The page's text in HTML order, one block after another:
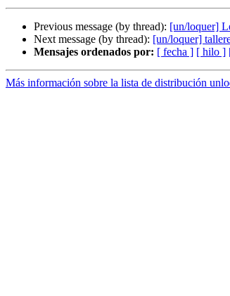
Previous message (by thread): [un/loquer]
Next message (by thread): [un/loquer]
Mensajes ordenados por: [ fecha ] [ hilo ]
Más información sobre la lista de distribución